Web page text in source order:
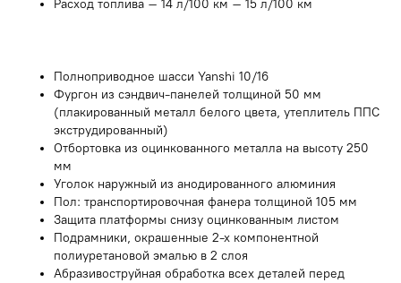
Расход топлива – 14 л/100 км – 15 л/100 км
Полноприводное шасси Yanshi 10/16
Фургон из сэндвич-панелей толщиной 50 мм
(плакированный металл белого цвета, утеплитель ППС
экструдированный)
Отбортовка из оцинкованного металла на высоту 250
мм
Уголок наружный из анодированного алюминия
Пол: транспортировочная фанера толщиной 105 мм
Защита платформы снизу оцинкованным листом
Подрамники, окрашенные 2-х компонентной
полиуретановой эмалью в 2 слоя
Абразивоструйная обработка всех деталей перед